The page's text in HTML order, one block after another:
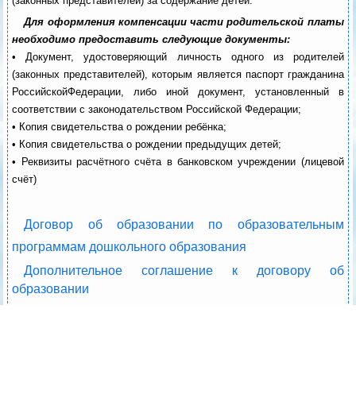
Для оформления компенсации части родительской платы
необходимо предоставить следующие документы:
• Документ, удостоверяющий личность одного из родителей
(законных представителей), которым является паспорт гражданина
РоссийскойФедерации, либо иной документ, установленный в
соответствии с законодательством Российской Федерации;
• Копия свидетельства о рождении ребёнка;
• Копия свидетельства о рождении предыдущих детей;
• Реквизиты расчётного счёта в банковском учреждении (лицевой
счёт)
Договор об образовании по образовательным
программам дошкольного образования
Дополнительное соглашение к договору об
образовании